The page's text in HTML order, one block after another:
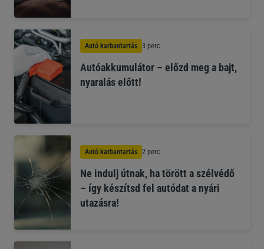
Autó karbantartás 3 perc
Autóakkumulátor – előzd meg a bajt,
nyaralás előtt!
Autó karbantartás 2 perc
Ne indulj útnak, ha törött a szélvédő
– így készítsd fel autódat a nyári
utazásra!